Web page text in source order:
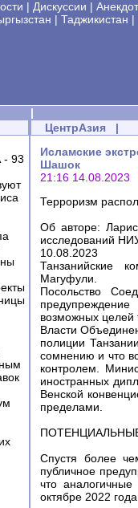
| Дискуссии |
| Таджикистан |
|
- 93
ЦентрАзия |
Исламские
Шашок
21:16 14.08.2023
Терроризм
Об авторе:
исследований
10.08.2023
Танзанийские
Магуфули.
Посольство
возможных целей
Власти
полиции
сомнению и что
контролем.
иностранных
Венской
пределами.
Спустя более
публичное
что
октябре 2022